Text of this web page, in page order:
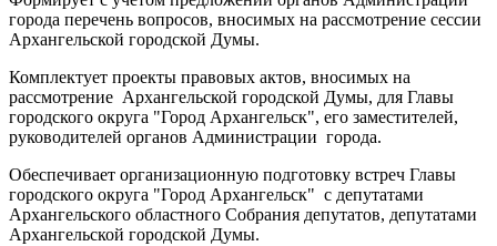
города перечень вопросов, вносимых на рассмотрение сессии
Архангельской городской Думы.
Комплектует проекты правовых актов, вносимых на
рассмотрение Архангельской городской Думы, для Главы
городского округа "Город Архангельск", его заместителей,
руководителей органов Администрации города.
Обеспечивает организационную подготовку встреч Главы
городского округа "Город Архангельск" с депутатами
Архангельского областного Собрания депутатов, депутатами
Архангельской городской Думы.